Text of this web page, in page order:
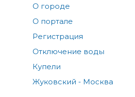
О городе
О портале
Регистрация
Отключение воды
Купели
Жуковский - Москва